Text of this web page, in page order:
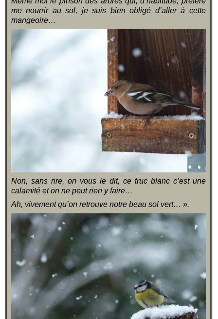
me nourrir au sol, je suis bien obligé d’aller à cette
mangeoire…
Non, sans rire, on vous le dit, ce truc blanc c’est une
calamité et on ne peut rien y faire…
Ah, vivement qu’on retrouve notre beau sol vert… ».